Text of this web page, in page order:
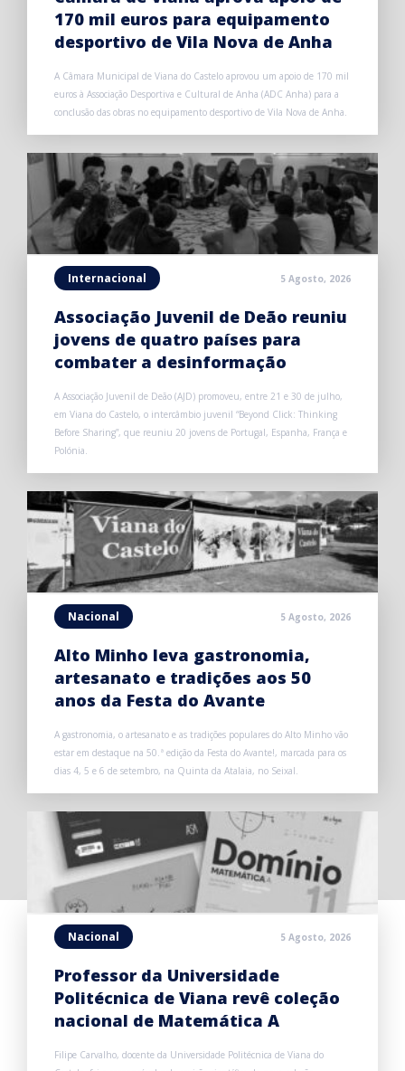
170 mil euros para equipamento
desportivo de Vila Nova de Anha
A Câmara Municipal de Viana do Castelo aprovou um apoio de 170 mil
euros à Associação Desportiva e Cultural de Anha (ADC Anha) para a
conclusão das obras no equipamento desportivo de Vila Nova de Anha.
Internacional 5 Agosto, 2026
Associação Juvenil de Deão reuniu
jovens de quatro países para
combater a desinformação
A Associação Juvenil de Deão (AJD) promoveu, entre 21 e 30 de julho,
em Viana do Castelo, o intercâmbio juvenil “Beyond Click: Thinking
Before Sharing”, que reuniu 20 jovens de Portugal, Espanha, França e
Polónia.
Nacional 5 Agosto, 2026
Alto Minho leva gastronomia,
artesanato e tradições aos 50
anos da Festa do Avante
A gastronomia, o artesanato e as tradições populares do Alto Minho vão
estar em destaque na 50.ª edição da Festa do Avante!, marcada para os
dias 4, 5 e 6 de setembro, na Quinta da Atalaia, no Seixal.
Nacional 5 Agosto, 2026
Professor da Universidade
Politécnica de Viana revê coleção
nacional de Matemática A
Filipe Carvalho, docente da Universidade Politécnica de Viana do